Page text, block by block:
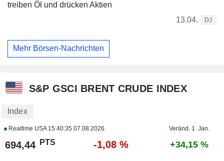
treiben Öl und drücken Aktien
13.04.
DJ
Mehr Börsen-Nachrichten
S&P GSCI BRENT CRUDE INDEX
Index
Realtime USA 15:40:35 07.08.2026 Veränd. 1. Jan.
694,44 PTS -1,08 % +34,15 %